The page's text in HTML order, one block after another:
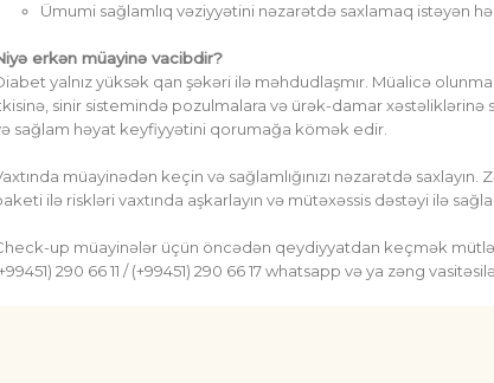
Ümumi sağlamlıq vəziyyətini nəzarətdə saxlamaq istəyən
erkən müayinə vacibdir?
yalnız yüksək qan şəkəri ilə məhdudlaşmır. Müalicə
sinir sistemində pozulmalara və ürək-damar xəstəliklərinə
sağlam həyat keyfiyyətini qorumağa kömək edir.
müayinədən keçin və sağlamlığınızı nəzarətdə
ilə riskləri vaxtında aşkarlayın və mütəxəssis dəstəyi ilə
up müayinələr üçün öncədən qeydiyyatdan keçmək
290 66 11 / (+99451)290 66 17whatsapp və ya zəng